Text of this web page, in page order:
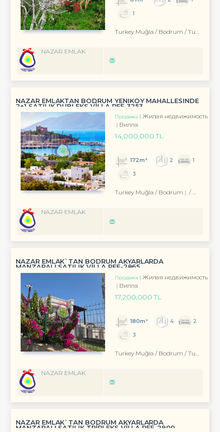
1
Turkey Muğla / Bodrum / Turgutreis
NAZAR EMLAK
NAZAR EMLAKTAN BODRUM YENIKÖY MAHALLESINDE
2+1 SATILIK DUBLEKS VİLLA REF-3253
Продажа
Жилая недвижимость
Вилла
14,000,000 TL
172m² 2
1
3
Turkey Muğla / Bodrum / Eskiçeşme Mah.
NAZAR EMLAK
NAZAR EMLAK`TAN BODRUM AKYARLARDA
MANZARALI SATILIK VİLLA REF-2865
Продажа
Жилая недвижимость
Вилла
17,200,000 TL
180m² 4
2
3
Turkey Muğla / Bodrum / Turgutreis
NAZAR EMLAK
NAZAR EMLAK`TAN BODRUM AKYARLARDA
MANZARALI SATILIK TRİPLEKS VİLLA REF-2900